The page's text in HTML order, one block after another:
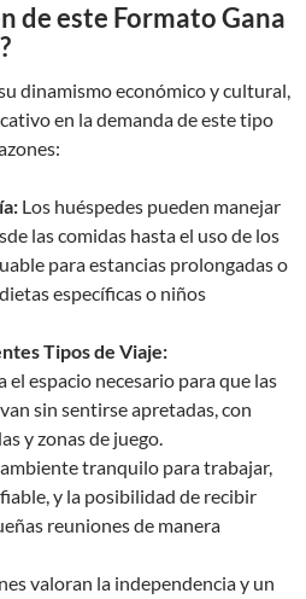
de este Formato Gana
dinamismo económico y cultural,
en la demanda de este tipo
Los huéspedes pueden manejar
las comidas hasta el uso de los
para estancias prolongadas o
específicas o niños
Tipos de Viaje:
el espacio necesario para que las
sin sentirse apretadas, con
y zonas de juego.
tranquilo para trabajar,
y la posibilidad de recibir
reuniones de manera
valoran la independencia y un